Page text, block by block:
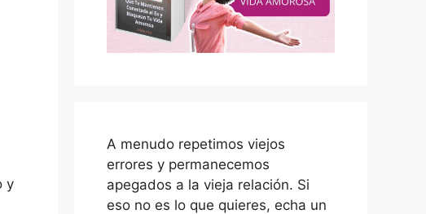
y
A menudo repetimos viejos
errores y permanecemos
apegados a la vieja relación. Si
eso no es lo que quieres, echa un